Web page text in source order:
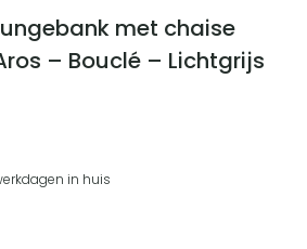
met chaise
– Bouclé – Lichtgrijs
in huis